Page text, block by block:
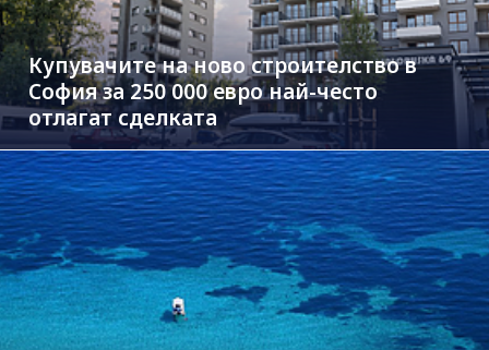
Купувачите на ново строителство в
София за 250 000 евро най-често
отлагат сделката